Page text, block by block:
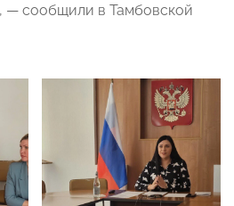
— сообщили в Тамбовской